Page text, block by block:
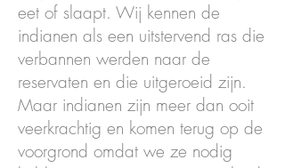
eet of slaapt. Wij kennen de
indianen als een uitstervend ras die
verbannen werden naar de
reservaten en die uitgeroeid zijn.
Maar indianen zijn meer dan ooit
veerkrachtig en komen terug op de
voorgrond omdat we ze nodig